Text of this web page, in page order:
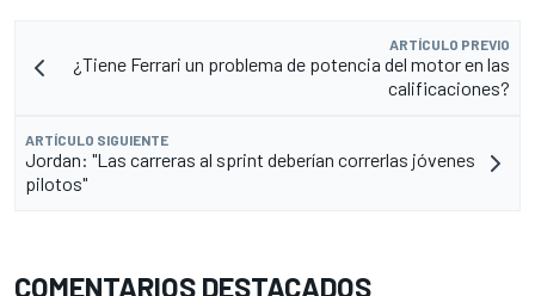
ARTÍCULO PREVIO
¿Tiene Ferrari un problema de potencia del motor en las
calificaciones?
ARTÍCULO SIGUIENTE
Jordan: "Las carreras al sprint deberían correrlas jóvenes
pilotos"
COMENTARIOS DESTACADOS